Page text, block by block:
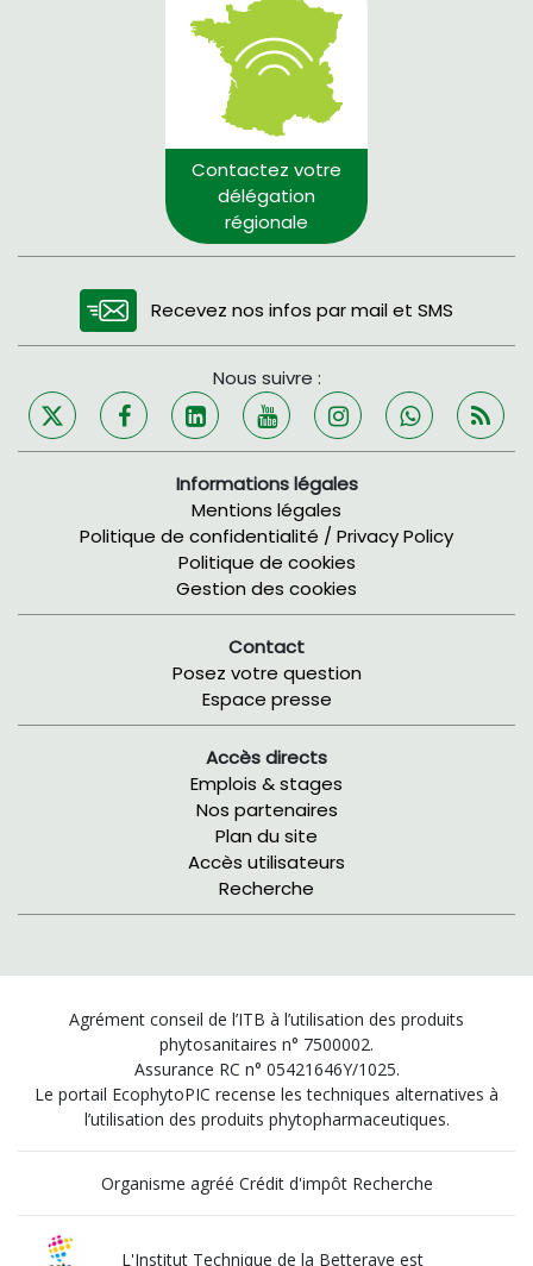
Contactez votre
délégation
régionale
Recevez nos infos par mail et SMS
Nous suivre :
Informations légales
Mentions légales
Politique de confidentialité / Privacy Policy
Politique de cookies
Gestion des cookies
Contact
Posez votre question
Espace presse
Accès directs
Emplois & stages
Nos partenaires
Plan du site
Accès utilisateurs
Recherche
Agrément conseil de l’ITB à l’utilisation des produits
phytosanitaires n° 7500002.
Assurance RC n° 05421646Y/1025.
Le portail EcophytoPIC recense les techniques alternatives à
l’utilisation des produits phytopharmaceutiques.
Organisme agréé Crédit d'impôt Recherche
L'Institut Technique de la Betterave est